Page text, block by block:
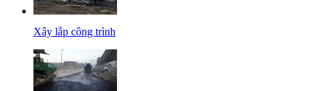
Xây lắp công trình